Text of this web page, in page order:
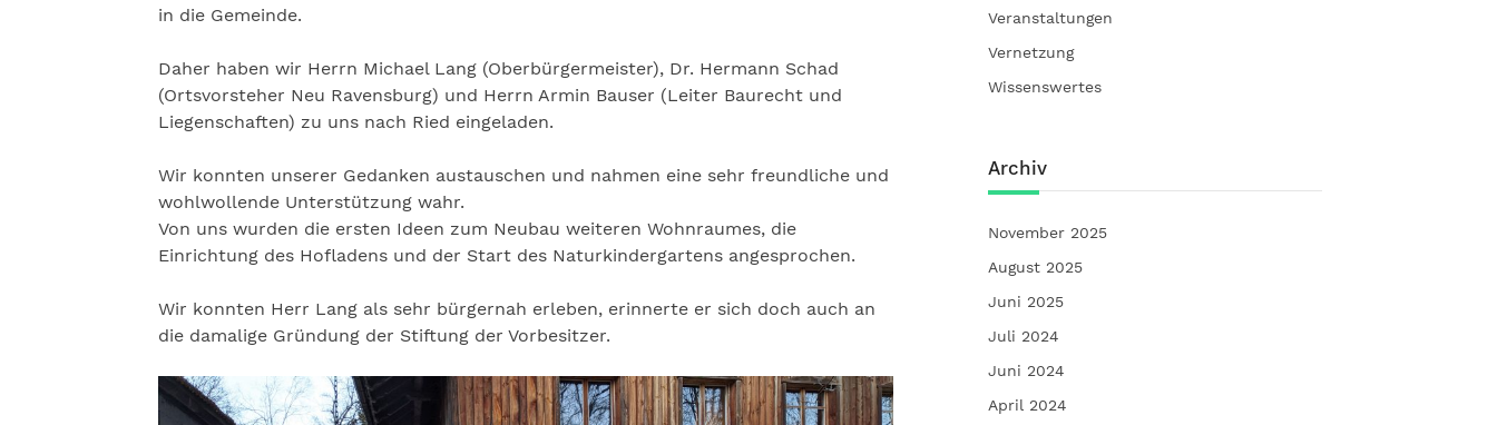
in die Gemeinde.
Daher haben wir Herrn Michael Lang (Oberbürgermeister), Dr. Hermann Schad
(Ortsvorsteher Neu Ravensburg) und Herrn Armin Bauser (Leiter Baurecht und
Liegenschaften) zu uns nach Ried eingeladen.
Wir konnten unserer Gedanken austauschen und nahmen eine sehr freundliche und
wohlwollende Unterstützung wahr.
Von uns wurden die ersten Ideen zum Neubau weiteren Wohnraumes, die
Einrichtung des Hofladens und der Start des Naturkindergartens angesprochen.
Wir konnten Herr Lang als sehr bürgernah erleben, erinnerte er sich doch auch an
die damalige Gründung der Stiftung der Vorbesitzer.
Veranstaltungen
Vernetzung
Wissenswertes
Archiv
November 2025
August 2025
Juni 2025
Juli 2024
Juni 2024
April 2024